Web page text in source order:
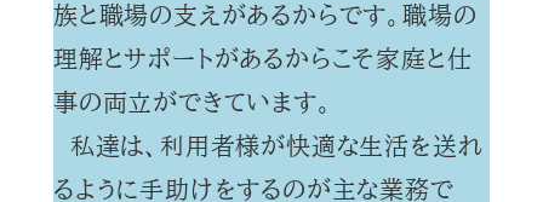
族と職場の支えがあるからです。職場の
理解とサポートがあるからこそ家庭と仕
事の両立ができています。
私達は、利用者様が快適な生活を送れ
るように手助けをするのが主な業務で